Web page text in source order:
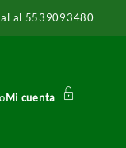
al 5539093480
Mi cuenta